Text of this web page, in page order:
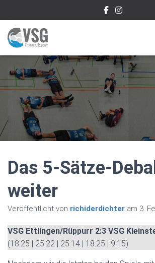
Das 5-Sätze-
weiter
Veröffentlicht von richiderdichter am 3.
VSG Ettlingen/Rüppurr 2:3 VSG
(18:25 | 25:22 | 25:14 | 18:25 | 9:15)